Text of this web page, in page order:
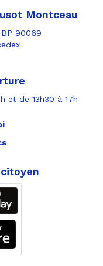
Montceau
90069
et de 13h30 à 17h